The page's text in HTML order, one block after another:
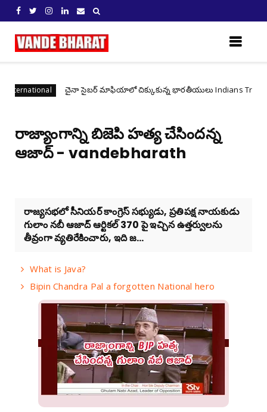
చైనా సైబర్ మాఫియాలో చిక్కుకున్న భారతీయులు Indians Trapped in
రాజ్యాంగాన్ని బిజెపి హత్య చేసిందన్న
ఆజాద్ - vandebharath
రాజ్యసభలో సీనియర్ కాంగ్రెస్ సభ్యుడు, ప్రతిపక్ష నాయకుడు
గులాం నబీ ఆజాద్ ఆర్టికల్ 370 పై ఇచ్చిన ఉత్తర్వులను
తీవ్రంగా వ్యతిరేకించారు, ఇది జ...
What is Java?
Bipin Chandra Pal a forgotten National hero